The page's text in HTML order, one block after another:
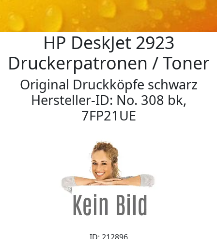
HP DeskJet 2923
Druckerpatronen / Toner
Original Druckköpfe schwarz
Hersteller-ID: No. 308 bk,
7FP21UE
ID: 212896